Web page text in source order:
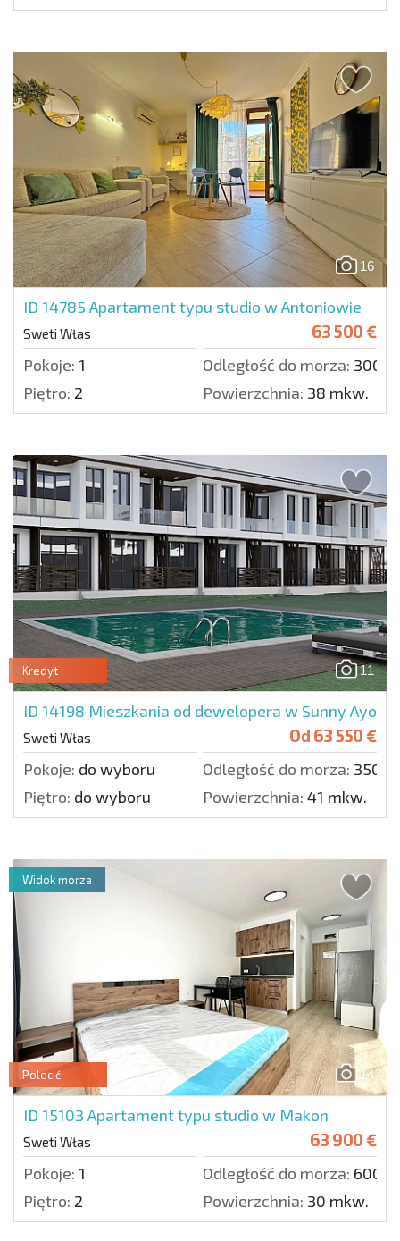
16
ID 14785 Apartament typu studio w Antoniowie
Sweti Włas 63 500 €
Pokoje: 1 Odległość do morza: 300
Piętro: 2 Powierzchnia: 38 mkw.
11
Kredyt
ID 14198 Mieszkania od dewelopera w Sunny Ayo
Sweti Włas Od 63 550 €
Pokoje: do wyboru Odległość do morza: 350
Piętro: do wyboru Powierzchnia: 41 mkw.
14
Polecić
ID 15103 Apartament typu studio w Makon
Sweti Włas 63 900 €
Pokoje: 1 Odległość do morza: 600
Piętro: 2 Powierzchnia: 30 mkw.
Widok morza